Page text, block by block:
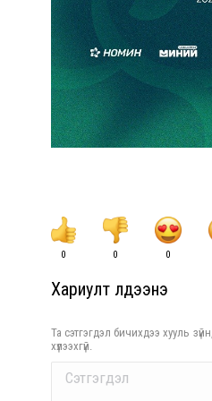
0 0 0
Хариулт үлдээнэ үү
Та сэтгэгдэл бичихдээ хууль
хүлээхгүй.
Comment